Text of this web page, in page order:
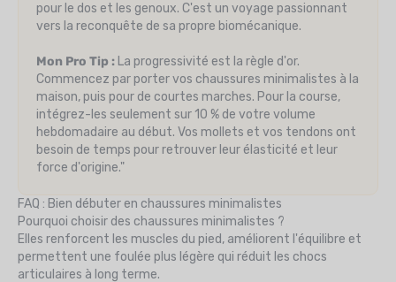
pour le dos et les genoux. C'est un voyage passionnant
vers la reconquête de sa propre biomécanique.
Mon Pro Tip : La progressivité est la règle d'or.
Commencez par porter vos chaussures minimalistes à la
maison, puis pour de courtes marches. Pour la course,
intégrez-les seulement sur 10 % de votre volume
hebdomadaire au début. Vos mollets et vos tendons ont
besoin de temps pour retrouver leur élasticité et leur
force d'origine."
FAQ : Bien débuter en chaussures minimalistes
Pourquoi choisir des chaussures minimalistes ?
Elles renforcent les muscles du pied, améliorent l'équilibre et
permettent une foulée plus légère qui réduit les chocs
articulaires à long terme.